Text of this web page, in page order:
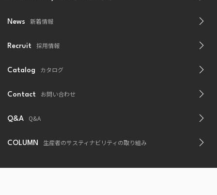
News 新着情報
Recruit 採用情報
Catalog カタログ
Contact お問い合わせ
Q&A Q&A
COLUMN 生産者のサスティナビリティの取り組み